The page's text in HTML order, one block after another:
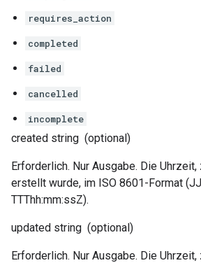
requires_action
completed
failed
cancelled
incomplete
created string (optional)
Erforderlich. Nur Ausgabe. Die
erstellt wurde, im ISO 8601-Format
TTThh:mm:ssZ).
updated string (optional)
Erforderlich. Nur Ausgabe. Die